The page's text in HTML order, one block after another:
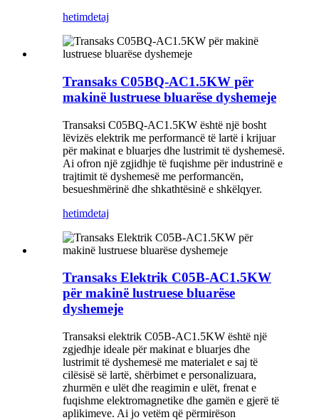
hetimdetaj
Transaks C05BQ-AC1.5KW për
makinë lustruese bluarëse dyshemeje
Transaksi C05BQ-AC1.5KW është një bosht
lëvizës elektrik me performancë të lartë i krijuar
për makinat e bluarjes dhe lustrimit të dyshemesë.
Ai ofron një zgjidhje të fuqishme për industrinë e
trajtimit të dyshemesë me performancën,
besueshmërinë dhe shkathtësinë e shkëlqyer.
hetimdetaj
Transaks Elektrik C05B-AC1.5KW
për makinë lustruese bluarëse
dyshemeje
Transaksi elektrik C05B-AC1.5KW është një
zgjedhje ideale për makinat e bluarjes dhe
lustrimit të dyshemesë me materialet e saj të
cilësisë së lartë, shërbimet e personalizuara,
zhurmën e ulët dhe reagimin e ulët, frenat e
fuqishme elektromagnetike dhe gamën e gjerë të
aplikimeve. Ai jo vetëm që përmirëson